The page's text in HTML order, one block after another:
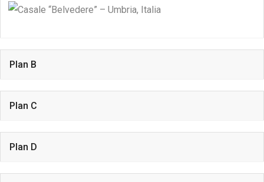
Plan B
Plan C
Plan D